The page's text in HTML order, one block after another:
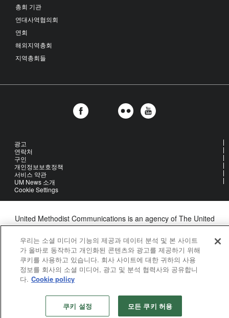
총회 기관
연대사역협의회
연회
해외지역총회
지역총회들
광고
연락처
구인
개인정보보호정책
서비스 약관
UM News 소개
Cookie Settings
United Methodist Communications is an agency of The United
Methodist Church
©2026United Methodist Communications. All Rights Reserved
우리는 소셜 미디어 기능의 제공과 데이터 분석 및 본 사이트
가 올바로 동작하고 개인화된 콘텐츠와 광고를 제공하기 위해
쿠키를 사용하고 있습니다. 회사 사이트에 대한 귀하의 사용
정보를 회사의 소셜 미디어, 광고 및 분석 협력사와 공유합니
다. Cookie policy
쿠키 설정 모든 쿠키 허용